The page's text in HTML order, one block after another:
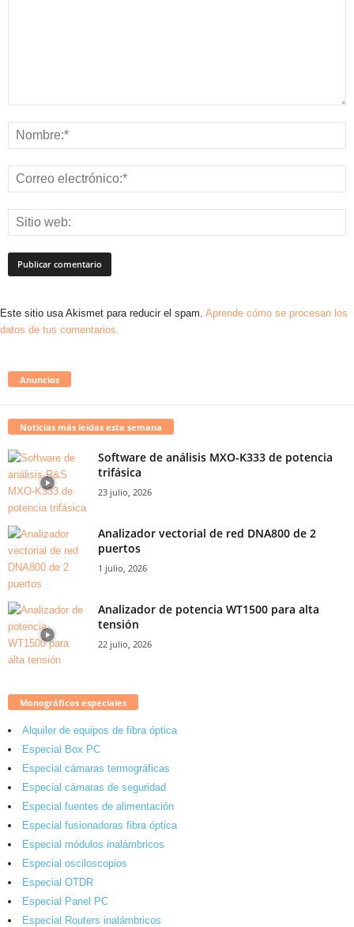
Este sitio usa Akismet para reducir el spam. Aprende cómo se procesan los
datos de tus comentarios.
Anuncios
Noticias más leídas esta semana
Software de análisis MXO-K333 de potencia
trifásica
23 julio, 2026
Analizador vectorial de red DNA800 de 2
puertos
1 julio, 2026
Analizador de potencia WT1500 para alta
tensión
22 julio, 2026
Monográficos especiales
Alquiler de equipos de fibra óptica
Especial Box PC
Especial cámaras termográficas
Especial cámaras de seguridad
Especial fuentes de alimentación
Especial fusionadoras fibra óptica
Especial módulos inalámbricos
Especial osciloscopios
Especial OTDR
Especial Panel PC
Especial Routers inalámbricos